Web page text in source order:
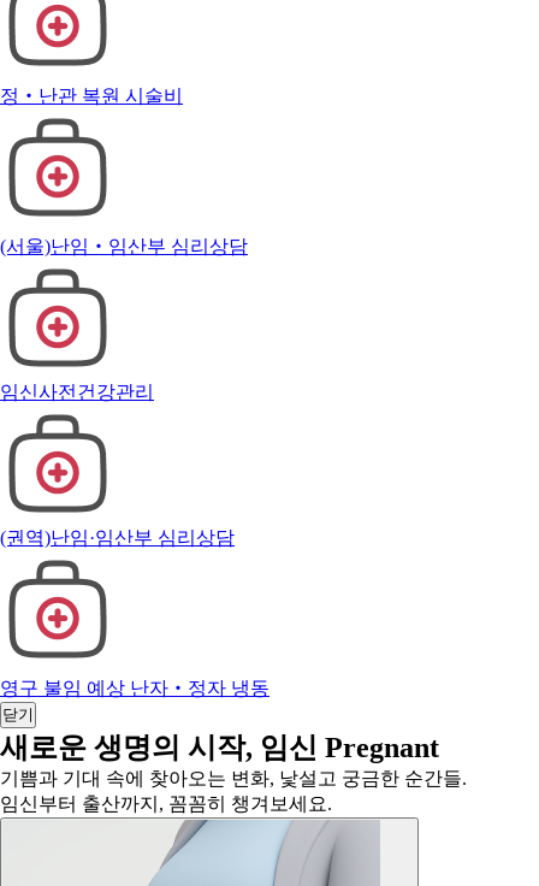
정‧난관 복원 시술비
(서울)난임‧임산부 심리상담
임신사전건강관리
(권역)난임·임산부 심리상담
영구 불임 예상 난자‧정자 냉동
닫기
새로운 생명의 시작, 임신 Pregnant
기쁨과 기대 속에 찾아오는 변화, 낯설고 궁금한 순간들.
임신부터 출산까지, 꼼꼼히 챙겨보세요.